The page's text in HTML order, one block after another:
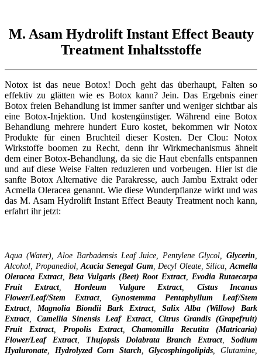
M. Asam Hydrolift Instant Effect Beauty
Treatment Inhaltsstoffe
Notox ist das neue Botox! Doch geht das überhaupt, Falten so
effektiv zu glätten wie es Botox kann? Jein. Das Ergebnis einer
Botox freien Behandlung ist immer sanfter und weniger sichtbar als
eine Botox-Injektion. Und kostengünstiger. Während eine Botox
Behandlung mehrere hundert Euro kostet, bekommen wir Notox
Produkte für einen Bruchteil dieser Kosten. Der Clou: Notox
Wirkstoffe boomen zu Recht, denn ihr Wirkmechanismus ähnelt
dem einer Botox-Behandlung, da sie die Haut ebenfalls entspannen
und auf diese Weise Falten reduzieren und vorbeugen. Hier ist die
sanfte Botox Alternative die Parakresse, auch Jambu Extrakt oder
Acmella Oleracea genannt. Wie diese Wunderpflanze wirkt und was
das M. Asam Hydrolift Instant Effect Beauty Treatment noch kann,
erfahrt ihr jetzt:
Aqua (Water), Aloe Barbadensis Leaf Juice, Pentylene Glycol, Glycerin,
Alcohol, Propanediol,Acacia Senegal Gum, Decyl Oleate, Silica,Acmella
Oleracea Extract, Beta Vulgaris (Beet) Root Extract,Evodia Rutaecarpa
Fruit Extract, Hordeum Vulgare Extract, Cistus Incanus
Flower/Leaf/Stem Extract, Gynostemma Pentaphyllum Leaf/Stem
Extract, Magnolia Biondii Bark Extract, Salix Alba (Willow) Bark
Extract, Camellia Sinensis Leaf Extract, Citrus Grandis (Grapefruit)
Fruit Extract, Propolis Extract,Chamomilla Recutita (Matricaria)
Flower/Leaf Extract, Thujopsis Dolabrata Branch Extract, Sodium
Hyaluronate, Hydrolyzed Corn Starch,Glycosphingolipids, Glutamine,